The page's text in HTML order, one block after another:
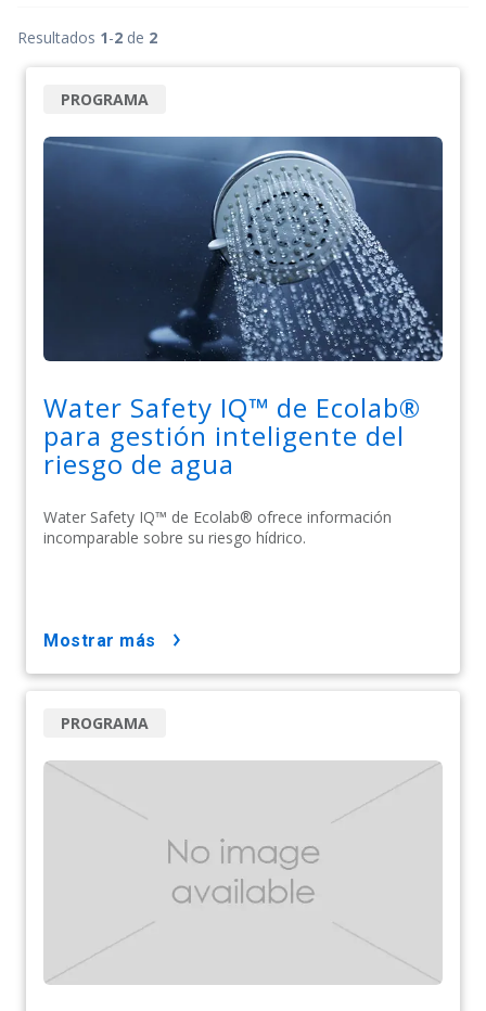
Resultados 1-2 de 2
Water Safety IQ™ de Ecolab®
para gestión inteligente del
riesgo de agua
Water Safety IQ™ de Ecolab® ofrece información
incomparable sobre su riesgo hídrico.
PROGRAMA
mostrar más
PROGRAMA